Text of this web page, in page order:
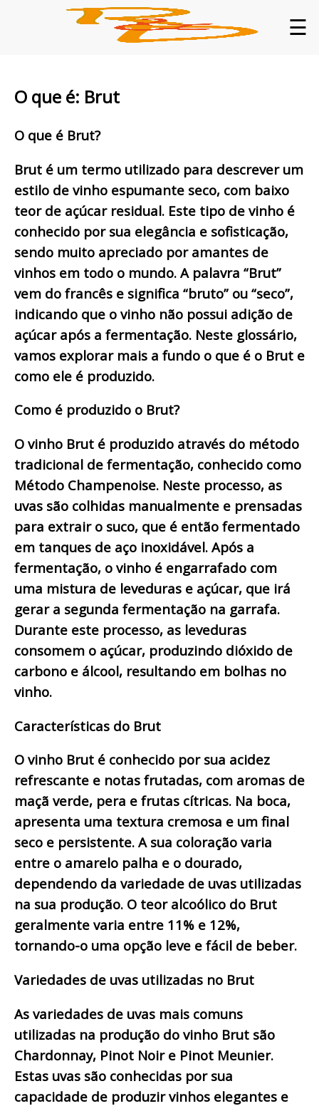
☰
O que é: Brut
O que é Brut?
Brut é um termo utilizado para descrever um
estilo de vinho espumante seco, com baixo
teor de açúcar residual. Este tipo de vinho é
conhecido por sua elegância e sofisticação,
sendo muito apreciado por amantes de
vinhos em todo o mundo. A palavra “Brut”
vem do francês e significa “bruto” ou “seco”,
indicando que o vinho não possui adição de
açúcar após a fermentação. Neste glossário,
vamos explorar mais a fundo o que é o Brut e
como ele é produzido.
Como é produzido o Brut?
O vinho Brut é produzido através do método
tradicional de fermentação, conhecido como
Método Champenoise. Neste processo, as
uvas são colhidas manualmente e prensadas
para extrair o suco, que é então fermentado
em tanques de aço inoxidável. Após a
fermentação, o vinho é engarrafado com
uma mistura de leveduras e açúcar, que irá
gerar a segunda fermentação na garrafa.
Durante este processo, as leveduras
consomem o açúcar, produzindo dióxido de
carbono e álcool, resultando em bolhas no
vinho.
Características do Brut
O vinho Brut é conhecido por sua acidez
refrescante e notas frutadas, com aromas de
maçã verde, pera e frutas cítricas. Na boca,
apresenta uma textura cremosa e um final
seco e persistente. A sua coloração varia
entre o amarelo palha e o dourado,
dependendo da variedade de uvas utilizadas
na sua produção. O teor alcoólico do Brut
geralmente varia entre 11% e 12%,
tornando-o uma opção leve e fácil de beber.
Variedades de uvas utilizadas no Brut
As variedades de uvas mais comuns
utilizadas na produção do vinho Brut são
Chardonnay, Pinot Noir e Pinot Meunier.
Estas uvas são conhecidas por sua
capacidade de produzir vinhos elegantes e